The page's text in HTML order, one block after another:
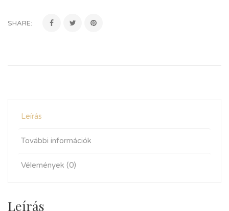
SHARE:
Leírás
További információk
Vélemények (0)
Leírás